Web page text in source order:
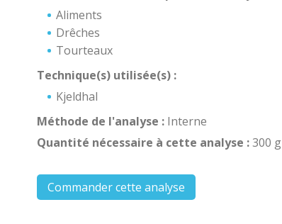
Aliments
Drêches
Tourteaux
Technique(s) utilisée(s) :
Kjeldhal
Méthode de l'analyse : Interne
Quantité nécessaire à cette analyse :300 g
Commander cette analyse